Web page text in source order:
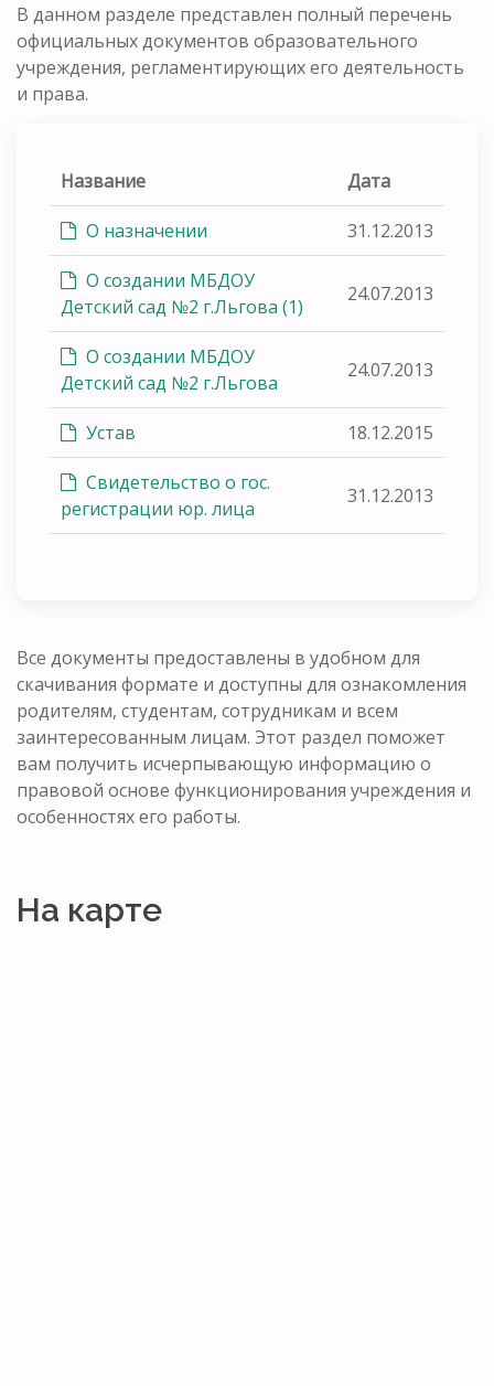
В данном разделе представлен полный перечень
официальных документов образовательного
учреждения, регламентирующих его деятельность
и права.
Название Дата
О назначении 31.12.2013
О создании МБДОУ
Детский сад №2 г.Льгова (1)
24.07.2013
О создании МБДОУ
Детский сад №2 г.Льгова
24.07.2013
Устав 18.12.2015
Свидетельство о гос.
регистрации юр. лица
31.12.2013
Все документы предоставлены в удобном для
скачивания формате и доступны для ознакомления
родителям, студентам, сотрудникам и всем
заинтересованным лицам. Этот раздел поможет
вам получить исчерпывающую информацию о
правовой основе функционирования учреждения и
особенностях его работы.
На карте